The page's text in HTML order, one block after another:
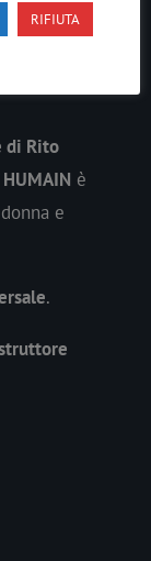
di Rito
è
e
.
RIFIUTA